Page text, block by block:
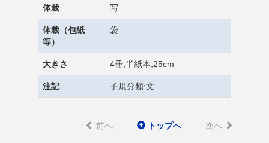
体裁 写
体裁（包紙
等）
袋
大きさ 4冊;半紙本;25cm
注記 子規分類:文
前へ トップへ 次へ